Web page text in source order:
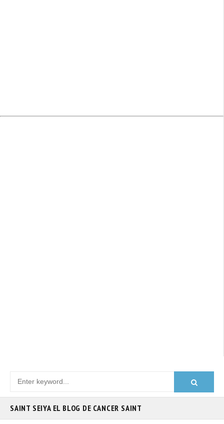
SAINT SEIYA EL BLOG DE CANCER SAINT